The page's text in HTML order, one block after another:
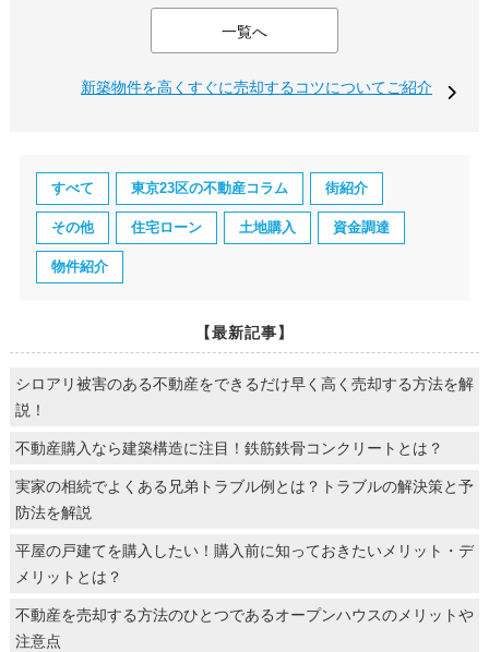
一覧へ
新築物件を高くすぐに売却するコツについてご紹介
すべて 東京23区の不動産コラム 街紹介
その他 住宅ローン 土地購入 資金調達
物件紹介
【最新記事】
シロアリ被害のある不動産をできるだけ早く高く売却する方法を解
説！
不動産購入なら建築構造に注目！鉄筋鉄骨コンクリートとは？
実家の相続でよくある兄弟トラブル例とは？トラブルの解決策と予
防法を解説
平屋の戸建てを購入したい！購入前に知っておきたいメリット・デ
メリットとは？
不動産を売却する方法のひとつであるオープンハウスのメリットや
注意点